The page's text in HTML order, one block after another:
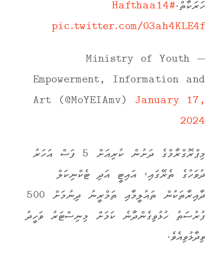
ހަރަކާތް.#Hafthaa14
pic.twitter.com/03ah4KLE4f
— Ministry of Youth
Empowerment, Information and
Art (@MoYEIAmv) January 17,
2024
މިޕްރޮގްރާމްގެ ދަށުން ކުރިއަށް 5 ފަސް އަހަރު
ދުވަހުގެ ތެރޭގައި، އައިޓީ އަދި ޓެކްނިކަލް
ދާއިރާތަކުން ތައުލީމާއި ތަމްރީނު ދިނުމަށް 500
ފުރުސަތު ހުޅުވިގެންދާނެ ކަމަށް މިނިސްޓަރު ވަހީދު
ވިދާޅުވިއެވެ.